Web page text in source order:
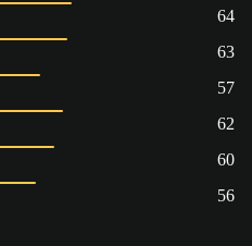
64
63
57
62
60
56